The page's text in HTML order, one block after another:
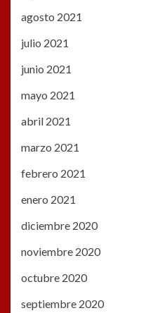
agosto 2021
julio 2021
junio 2021
mayo 2021
abril 2021
marzo 2021
febrero 2021
enero 2021
diciembre 2020
noviembre 2020
octubre 2020
septiembre 2020